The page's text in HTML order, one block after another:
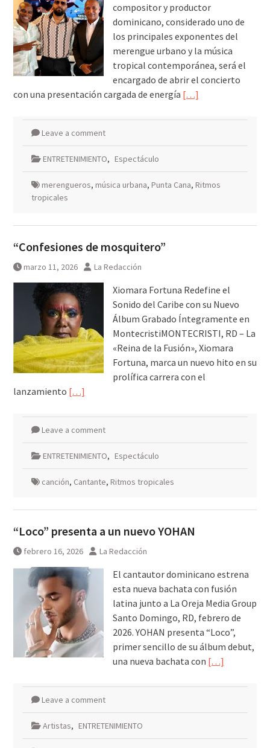
compositor y productor
dominicano, considerado uno de
los principales exponentes del
merengue urbano y la música
tropical contemporánea, será el
encargado de abrir el concierto
con una presentación cargada de energía […]
Leave a comment
ENTRETENIMIENTO, Espectáculo
merengueros, música urbana, Punta Cana, Ritmos
tropicales
“Confesiones de mosquitero”
marzo 11, 2026 La Redacción
Xiomara Fortuna Redefine el
Sonido del Caribe con su Nuevo
Álbum Grabado Íntegramente en
MontecristiMONTECRISTI, RD – La
«Reina de la Fusión», Xiomara
Fortuna, marca un nuevo hito en su
prolífica carrera con el
lanzamiento […]
Leave a comment
ENTRETENIMIENTO, Espectáculo
canción, Cantante, Ritmos tropicales
“Loco” presenta a un nuevo YOHAN
febrero 16, 2026 La Redacción
El cantautor dominicano estrena
esta nueva bachata con fusión
latina junto a La Oreja Media Group
Santo Domingo, RD, febrero de
2026. YOHAN presenta “Loco”,
primer sencillo de su álbum debut,
una nueva bachata con […]
Leave a comment
Artistas, ENTRETENIMIENTO